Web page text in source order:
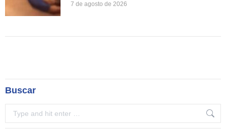
7 de agosto de 2026
Buscar